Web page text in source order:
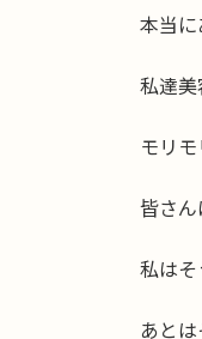
本当に
私達美
モリ
皆さん
私はそ
あと